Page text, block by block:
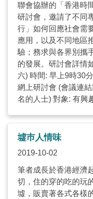
workers in the sector
Control, we invited
person’s name and
form for future
聯會協辦的「香港時
研討會，邀請了不同
行」如何回應社會需
應用，以及不同地區
驗；務求與各界別攜
的發展。研討會詳情
六) 時間: 早上9時30
網上研討會 (會議連
名的人士) 對象: 有興
截止報名日期: 2020
2702 9897或電郵至
墟巿人情味
2019-10-02
筆者成長於香港經濟
切，住的穿的吃的玩
墟，販賣著各式各樣